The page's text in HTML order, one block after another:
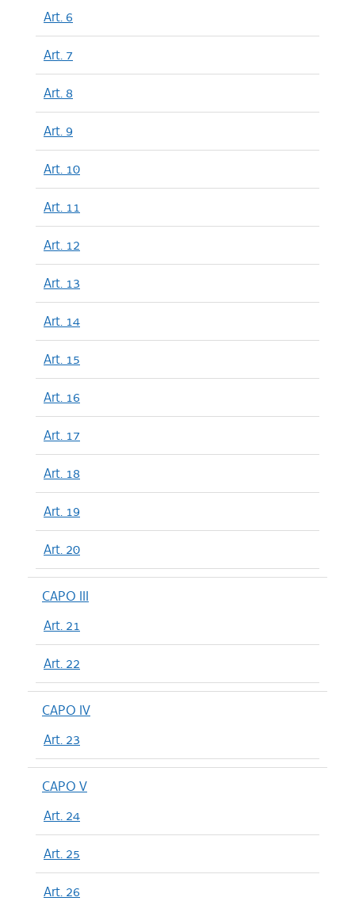
Art. 6
Art. 7
Art. 8
Art. 9
Art. 10
Art. 11
Art. 12
Art. 13
Art. 14
Art. 15
Art. 16
Art. 17
Art. 18
Art. 19
Art. 20
CAPO III
Art. 21
Art. 22
CAPO IV
Art. 23
CAPO V
Art. 24
Art. 25
Art. 26